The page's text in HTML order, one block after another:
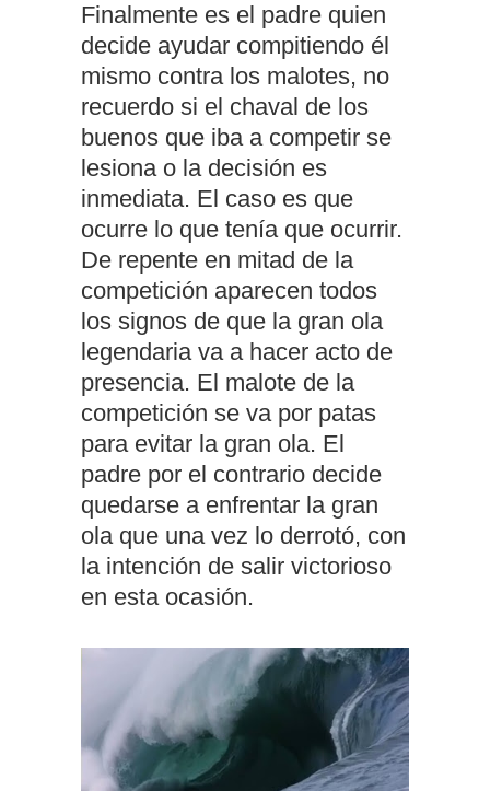
Finalmente es el padre quien
decide ayudar compitiendo él
mismo contra los malotes, no
recuerdo si el chaval de los
buenos que iba a competir se
lesiona o la decisión es
inmediata. El caso es que
ocurre lo que tenía que ocurrir.
De repente en mitad de la
competición aparecen todos
los signos de que la gran ola
legendaria va a hacer acto de
presencia. El malote de la
competición se va por patas
para evitar la gran ola. El
padre por el contrario decide
quedarse a enfrentar la gran
ola que una vez lo derrotó, con
la intención de salir victorioso
en esta ocasión.